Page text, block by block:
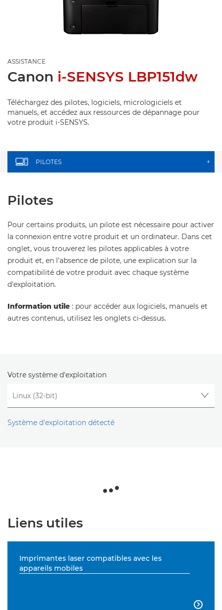
ASSISTANCE
Canon i-SENSYS LBP151dw
Téléchargez des pilotes, logiciels, micrologiciels et
manuels, et accédez aux ressources de dépannage pour
votre produit i-SENSYS.
PILOTES +
Pilotes
Pour certains produits, un pilote est nécessaire pour activer
la connexion entre votre produit et un ordinateur. Dans cet
onglet, vous trouverez les pilotes applicables à votre
produit et, en l'absence de pilote, une explication sur la
compatibilité de votre produit avec chaque système
d'exploitation.
Information utile : pour accéder aux logiciels, manuels et
autres contenus, utilisez les onglets ci-dessus.
Votre système d'exploitation
Système d'exploitation détecté
Liens utiles
Imprimantes laser compatibles avec les
appareils mobiles
